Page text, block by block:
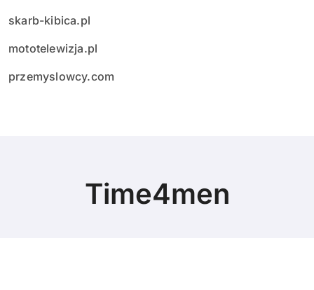
skarb-kibica.pl
mototelewizja.pl
przemyslowcy.com
Time4men